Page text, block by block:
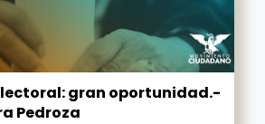
gran oportunidad.-
Pedroza